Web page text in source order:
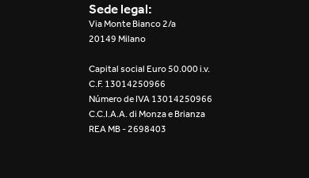
Unit Channel
Yori Channel
Yori Channel Arm
Sede legal:
Via Monte Bianco 2/a
20149 Milano
Capital social Euro 50.000 i.v.
C.F. 13014250966
Número de IVA 13014250966
C.C.I.A.A. di Monza e Brianza
REA MB - 2698403